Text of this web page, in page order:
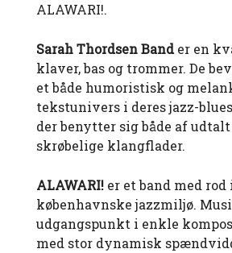
ALAWARI!.
Sarah Thordsen Bander en
klaver, bas og trommer. De
et både humoristisk og
tekstunivers i deres jazz-
der benytter sig både af udtalt
skrøbelige klangflader.
ALAWARI! er et band med rod
københavnske jazzmiljø.
udgangspunkt i enkle
med stor dynamisk